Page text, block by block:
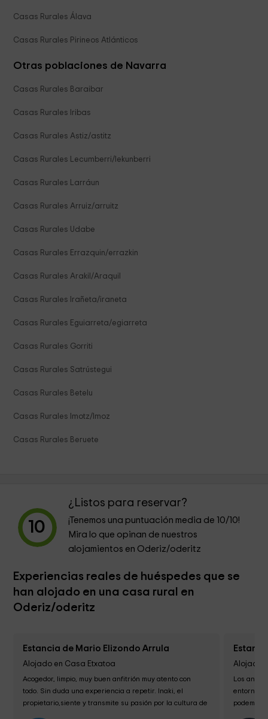
Casas Rurales Álava
Casas Rurales Pirineos Atlánticos
Otras poblaciones de Navarra
Casas Rurales Baraibar
Casas Rurales Iribas
Casas Rurales Astiz/astitz
Casas Rurales Lecumberri/lekunberri
Casas Rurales Larráun
Casas Rurales Arruiz/arruitz
Casas Rurales Udabe
Casas Rurales Errazquin/errazkin
Casas Rurales Arakil/Araquil
Casas Rurales Irañeta/iraneta
Casas Rurales Eguiarreta/egiarreta
Casas Rurales Gorriti
Casas Rurales Satrústegui
Casas Rurales Betelu
Casas Rurales Imotz/Imoz
Casas Rurales Beruete
10
¿Listos para reservar?
¡Tenemos una puntuación media de 10/10!
Mira lo que opinan de nuestros
alojamientos en Oderiz/oderitz
Experiencias reales de huéspedes que se
han alojado en una casa rural en
Oderiz/oderitz
Estancia de Mario Elizondo Arrula
Alojado en Casa Etxatoa
Acogedor, limpio, muy buen anfitrión muy atento con
todo. Sin duda una experiencia a repetir. Inaki, el
propietario,siente y transmite su pasión por la cultura de
Alojado
Los
entorno
podemos